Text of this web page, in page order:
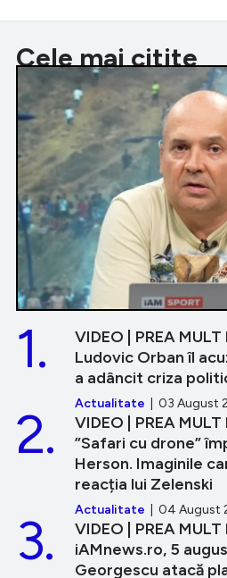
Cele mai citite
VIDEO | PREA
Ludovic Orban îl
a adâncit criza
Actualitate | 03 August
1.
VIDEO | PREA
”Safari cu drone”
Herson. Imaginile
reacția lui Zelenski
Actualitate | 04 August
2.
VIDEO | PREA
iAMnews.ro, 5
Georgescu atacă
3.